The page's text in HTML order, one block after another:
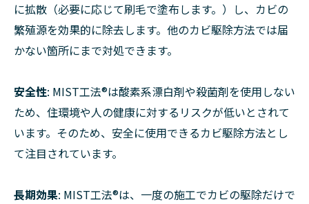
に拡散（必要に応じて刷毛で塗布します。）し、カビの
繁殖源を効果的に除去します。他のカビ駆除方法では届
かない箇所にまで対処できます。
安全性: MIST工法®は酸素系漂白剤や殺菌剤を使用しない
ため、住環境や人の健康に対するリスクが低いとされて
います。そのため、安全に使用できるカビ駆除方法とし
て注目されています。
長期効果: MIST工法®は、一度の施工でカビの駆除だけで